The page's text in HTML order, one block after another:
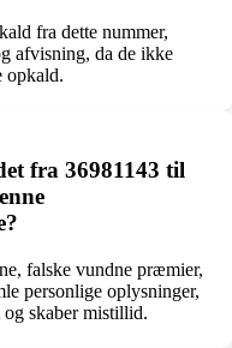
fra dette nummer,
afvisning, da de ikke
opkald.
fra 36981143 til
falske vundne præmier,
personlige oplysninger,
skaber mistillid.